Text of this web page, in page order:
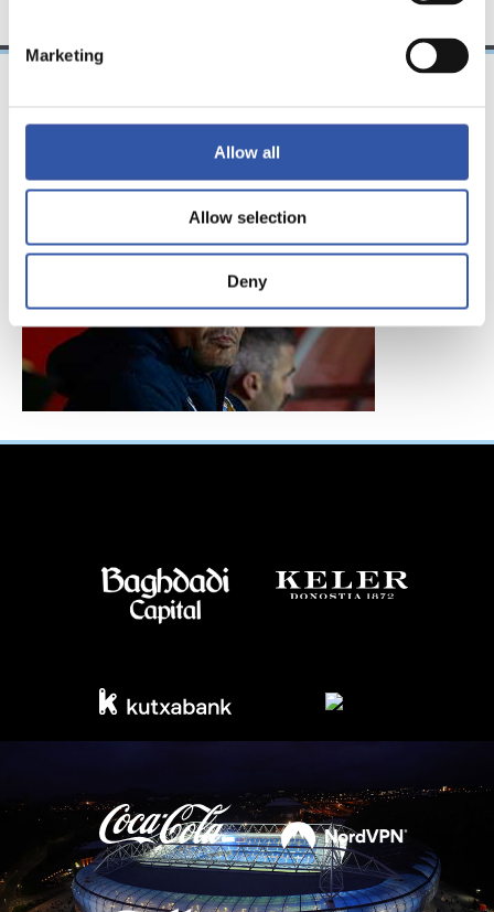
Marketing
Allow all
Allow selection
Deny
28/10/2025
« Objectif accompli »